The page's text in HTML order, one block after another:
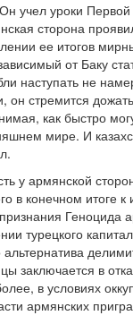
учел уроки Первой
сторона
ее итогов
от Баку
наступать не
стремится
как быстро
мире. И
у армянской
в конечном итоге к
Геноцида
турецкого
альтернатива
заключается в
в условиях
армянских